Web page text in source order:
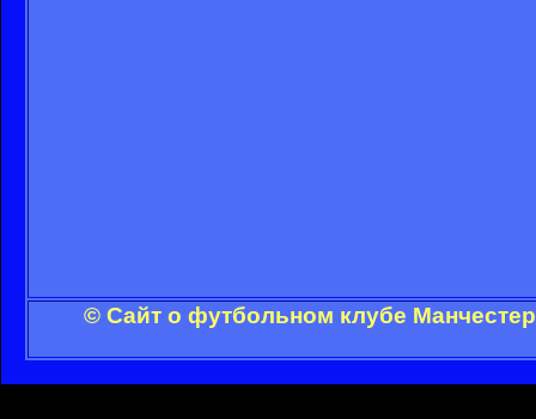
© Сайт о футбольном клубе